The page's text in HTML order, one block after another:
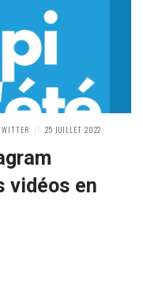
POSTED
25 JUILLET 2022
vidéos en